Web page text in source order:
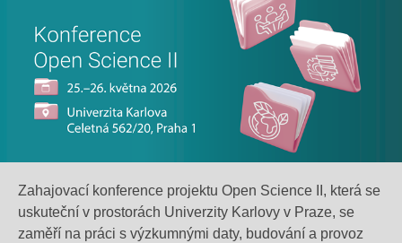
Zahajovací konference projektu Open Science II, která se
uskuteční v prostorách Univerzity Karlovy v Praze, se
zaměří na práci s výzkumnými daty, budování a provoz